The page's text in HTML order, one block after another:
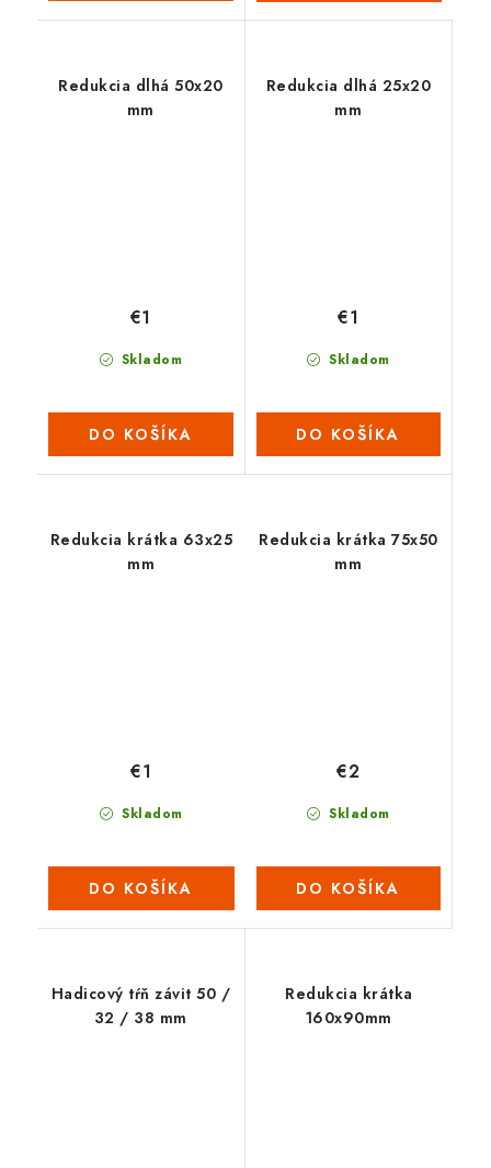
Redukcia dlhá 50x20
mm
Skladom
€1
DO KOŠÍKA
Redukcia dlhá 25x20
mm
Skladom
€1
DO KOŠÍKA
Redukcia krátka 63x25
mm
Skladom
€1
DO KOŠÍKA
Redukcia krátka 75x50
mm
Skladom
€2
DO KOŠÍKA
Hadicový tŕň závit 50 /
32 / 38 mm
Redukcia krátka
160x90mm